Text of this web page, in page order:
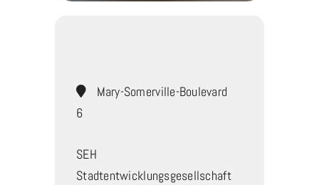
Mary-Somerville-Boulevard
6
SEH
Stadtentwicklungsgesellschaft